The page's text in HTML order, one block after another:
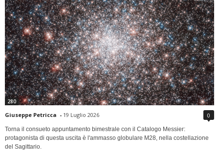
280
Giuseppe Petricca - 19 Luglio 2026 0
Torna il consueto appuntamento bimestrale con il Catalogo Messier:
protagonista di questa uscita è l'ammasso globulare M28, nella costellazione
del Sagittario.